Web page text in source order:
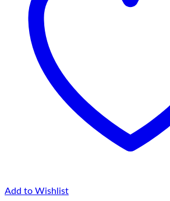
Add to Wishlist